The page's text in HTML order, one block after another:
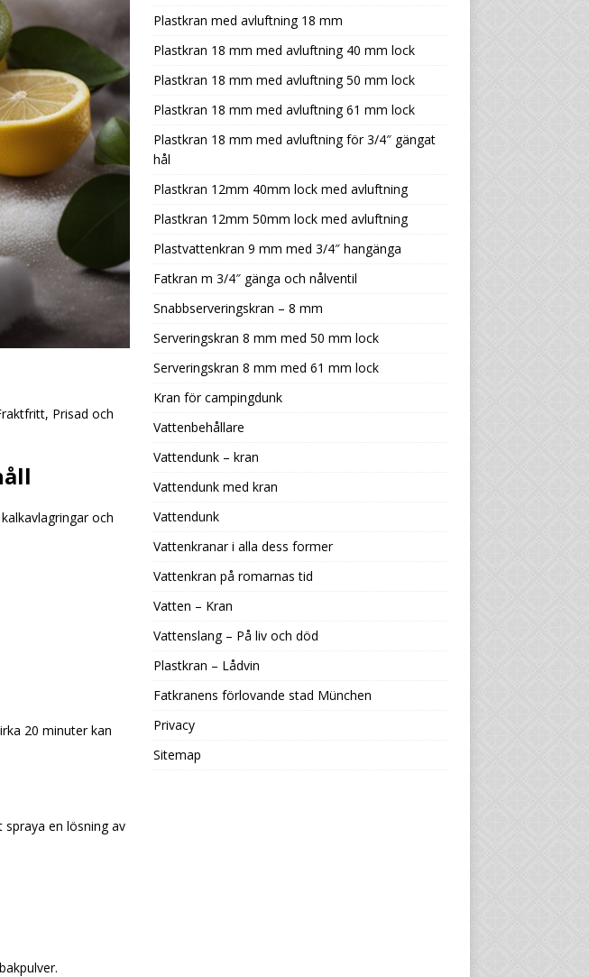
Prisad och
och
20 minuter kan
en lösning av
Plastkran med avluftning 18 mm
Plastkran 18 mm med avluftning 40 mm lock
Plastkran 18 mm med avluftning 50 mm lock
Plastkran 18 mm med avluftning 61 mm lock
Plastkran 18 mm med avluftning för 3/4″ gängat
hål
Plastkran 12mm 40mm lock med avluftning
Plastkran 12mm 50mm lock med avluftning
Plastvattenkran 9 mm med 3/4″ hangänga
Fatkran m 3/4″ gänga och nålventil
Snabbserveringskran – 8 mm
Serveringskran 8 mm med 50 mm lock
Serveringskran 8 mm med 61 mm lock
Kran för campingdunk
Vattenbehållare
Vattendunk – kran
Vattendunk med kran
Vattendunk
Vattenkranar i alla dess former
Vattenkran på romarnas tid
Vatten – Kran
Vattenslang – På liv och död
Plastkran – Lådvin
Fatkranens förlovande stad München
Privacy
Sitemap